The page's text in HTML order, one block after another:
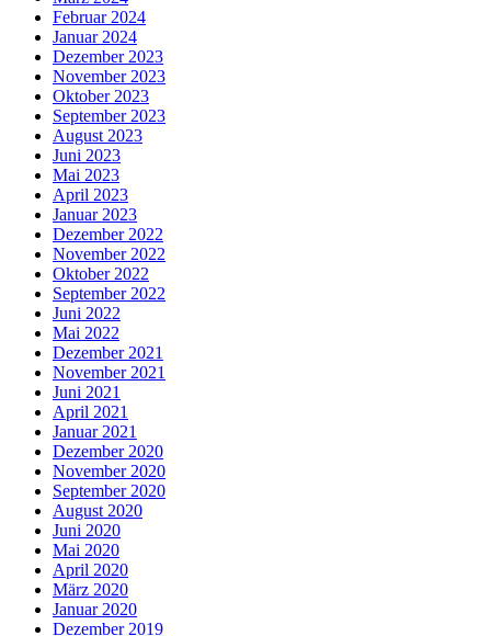
Februar 2024
Januar 2024
Dezember 2023
November 2023
Oktober 2023
September 2023
August 2023
Juni 2023
Mai 2023
April 2023
Januar 2023
Dezember 2022
November 2022
Oktober 2022
September 2022
Juni 2022
Mai 2022
Dezember 2021
November 2021
Juni 2021
April 2021
Januar 2021
Dezember 2020
November 2020
September 2020
August 2020
Juni 2020
Mai 2020
April 2020
März 2020
Januar 2020
Dezember 2019